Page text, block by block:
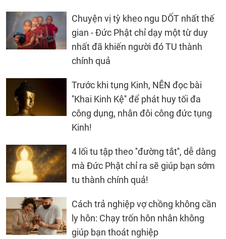
Chuyện vị tỳ kheo ngu DỐT nhất thế
gian - Đức Phật chỉ dạy một từ duy
nhất đã khiến người đó TU thành
chính quả
Trước khi tụng Kinh, NÊN đọc bài
''Khai Kinh Kệ'' để phát huy tối đa
công dụng, nhân đôi công đức tụng
Kinh!
4 lối tu tập theo ''đường tắt'', dễ dàng
mà Đức Phật chỉ ra sẽ giúp bạn sớm
tu thành chính quả!
Cách trả nghiệp vợ chồng không cần
ly hôn: Chạy trốn hôn nhân không
giúp bạn thoát nghiệp